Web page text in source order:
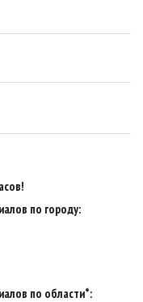
!
по городу:
по области*: